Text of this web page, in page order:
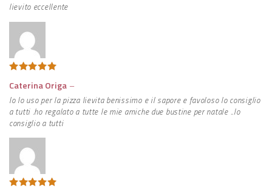
lievito eccellente
su 5
Caterina Origa –
Io lo uso per la pizza lievita benissimo e il sapore e favoloso lo consiglio
a tutti .ho regalato a tutte le mie amiche due bustine per natale ..lo
consiglio a tutti